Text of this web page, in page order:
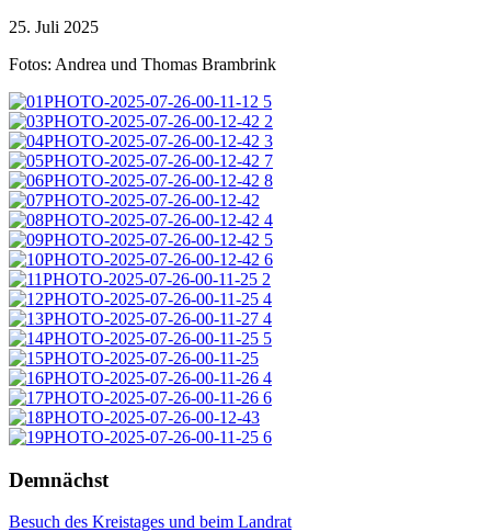
25. Juli 2025
Fotos: Andrea und Thomas Brambrink
Demnächst
Besuch des Kreistages und beim Landrat